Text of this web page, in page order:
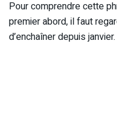
Pour comprendre cette
premier abord, il faut
d’enchaîner depuis janvier.